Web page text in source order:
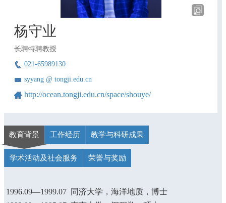
杨守业
长聘特聘教授
021-65989130
syyang @ tongji.edu.cn
http://ocean.tongji.edu.cn/space/shouye/
教育背景 工作经历 教学与科研成果
学术活动及社会服务 荣誉与奖励
1996.09—1999.07 同济大学，海洋地质，博士